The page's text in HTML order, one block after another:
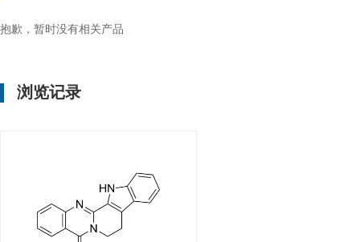
抱歉，暂时没有相关产品
浏览记录